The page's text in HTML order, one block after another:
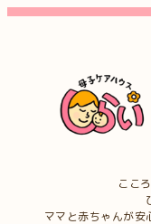
ここ
ママと赤ちゃんが安